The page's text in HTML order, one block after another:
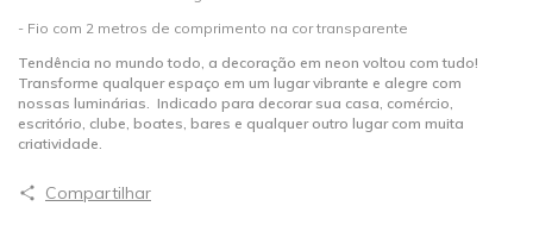
- Fio com 2 metros de comprimento na cor transparente
Tendência no mundo todo, a decoração em neon voltou com tudo!
Transforme qualquer espaço em um lugar vibrante e alegre com
nossas luminárias. Indicado para decorar sua casa, comércio,
escritório, clube, boates, bares e qualquer outro lugar com muita
criatividade.
Compartilhar